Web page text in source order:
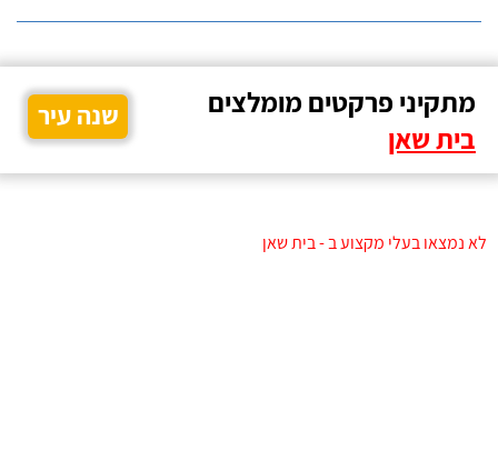
מתקיני פרקטים מומלצים
בית שאן
שנה עיר
לא נמצאו בעלי מקצוע ב - בית שאן